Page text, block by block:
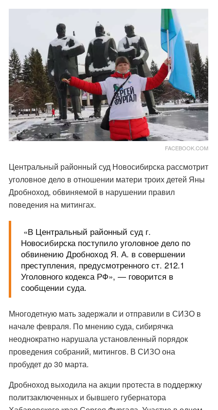
FACEBOOK.COM
Центральный районный суд Новосибирска рассмотрит
уголовное дело в отношении матери троих детей Яны
Дробноход, обвиняемой в нарушении правил
поведения на митингах.
«В Центральный районный суд г.
Новосибирска поступило уголовное дело по
обвинению Дробноход Я. А. в совершении
преступления, предусмотренного ст. 212.1
Уголовного кодекса РФ», — говорится в
сообщении суда.
Многодетную матьзадержали и отправили в СИЗОв
начале февраля. По мнению суда, сибирячка
неоднократно нарушала установленный порядок
проведения собраний, митингов. В СИЗО она
пробудет до 30 марта.
Дробноход выходила на акции протеста в поддержку
политзаключенных и бывшего губернатора